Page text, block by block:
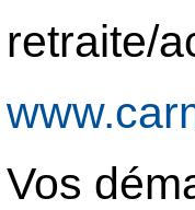
retraite/
Vos